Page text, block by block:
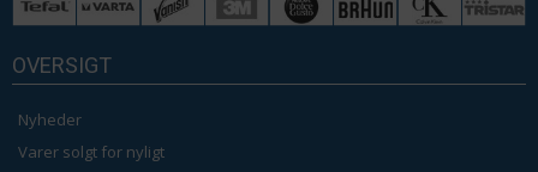
OVERSIGT
Nyheder
Varer solgt for nyligt